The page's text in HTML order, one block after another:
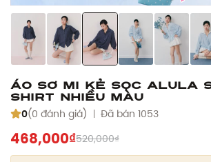
Áo sơ mi kẻ sọc Alula
Shirt nhiều màu
0(0 đánh giá) Đã bán 1053
468,000₫520,000₫